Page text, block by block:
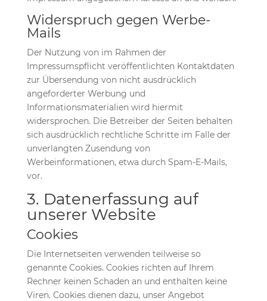
Widerspruch gegen Werbe-
Mails
Der Nutzung von im Rahmen der
Impressumspflicht veröffentlichten Kontaktdaten
zur Übersendung von nicht ausdrücklich
angeforderter Werbung und
Informationsmaterialien wird hiermit
widersprochen. Die Betreiber der Seiten behalten
sich ausdrücklich rechtliche Schritte im Falle der
unverlangten Zusendung von
Werbeinformationen, etwa durch Spam-E-Mails,
vor.
3. Datenerfassung auf
unserer Website
Cookies
Die Internetseiten verwenden teilweise so
genannte Cookies. Cookies richten auf Ihrem
Rechner keinen Schaden an und enthalten keine
Viren. Cookies dienen dazu, unser Angebot